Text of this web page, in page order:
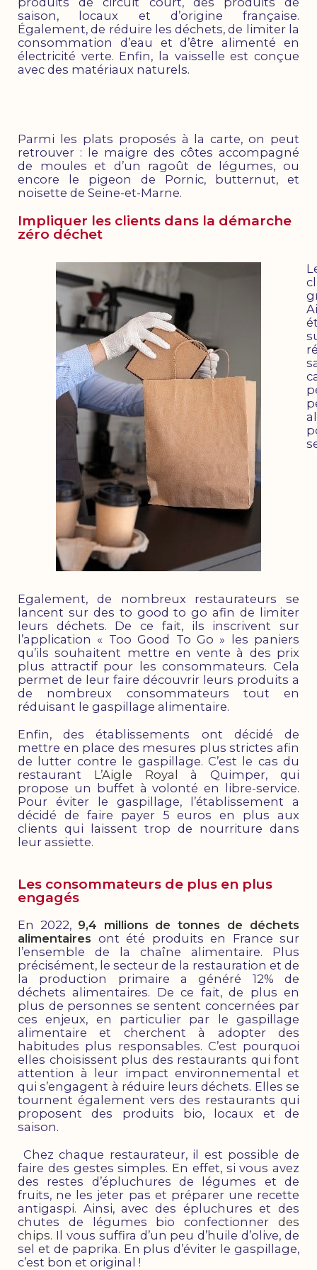
saison, locaux et d’origine française.
Également, de réduire les déchets, de limiter la
consommation d’eau et d’être alimenté en
électricité verte. Enfin, la vaisselle est conçue
avec des matériaux naturels.
Parmi les plats proposés à la carte, on peut
retrouver : le maigre des côtes accompagné
de moules et d’un ragoût de légumes, ou
encore le pigeon de Pornic, butternut, et
noisette de Seine-et-Marne.
Impliquer les clients dans la démarche
zéro déchet
Egalement, de nombreux restaurateurs se
lancent sur des to good to go afin de limiter
leurs déchets. De ce fait, ils inscrivent sur
l’application « Too Good To Go » les paniers
qu’ils souhaitent mettre en vente à des prix
plus attractif pour les consommateurs. Cela
permet de leur faire découvrir leurs produits a
de nombreux consommateurs tout en
réduisant le gaspillage alimentaire.
Enfin, des établissements ont décidé de
mettre en place des mesures plus strictes afin
de lutter contre le gaspillage. C’est le cas du
restaurant L’Aigle Royal à Quimper, qui
propose un buffet à volonté en libre-service.
Pour éviter le gaspillage, l’établissement a
décidé de faire payer 5 euros en plus aux
clients qui laissent trop de nourriture dans
leur assiette.
Les consommateurs de plus en plus
engagés
En 2022, 9,4 millions de tonnes de déchets
alimentaires ont été produits en France sur
l’ensemble de la chaîne alimentaire. Plus
précisément, le secteur de la restauration et de
la production primaire a généré 12% de
déchets alimentaires. De ce fait, de plus en
plus de personnes se sentent concernées par
ces enjeux, en particulier par le gaspillage
alimentaire et cherchent à adopter des
habitudes plus responsables. C’est pourquoi
elles choisissent plus des restaurants qui font
attention à leur impact environnemental et
qui s’engagent à réduire leurs déchets. Elles se
tournent également vers des restaurants qui
proposent des produits bio, locaux et de
saison.
Chez chaque restaurateur, il est possible de
faire des gestes simples. En effet, si vous avez
des restes d’épluchures de légumes et de
fruits, ne les jeter pas et préparer une recette
antigaspi. Ainsi, avec des épluchures et des
chutes de légumes bio confectionner des
chips. Il vous suffira d’un peu d’huile d’olive, de
sel et de paprika. En plus d’éviter le gaspillage,
c’est bon et original !